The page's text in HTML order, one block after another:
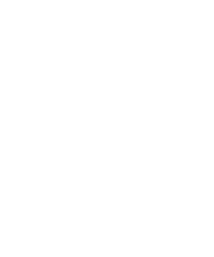
年3月